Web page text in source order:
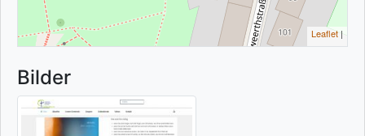
Leaflet |
Bilder